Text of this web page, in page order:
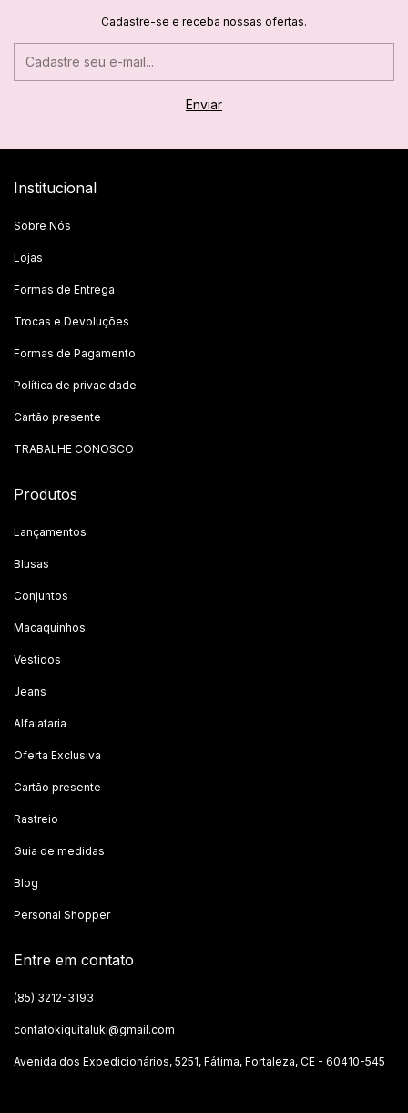
Cadastre-se e receba nossas ofertas.
Institucional
Sobre Nós
Lojas
Formas de Entrega
Trocas e Devoluções
Formas de Pagamento
Política de privacidade
Cartão presente
TRABALHE CONOSCO
Produtos
Lançamentos
Blusas
Conjuntos
Macaquinhos
Vestidos
Jeans
Alfaiataria
Oferta Exclusiva
Cartão presente
Rastreio
Guia de medidas
Blog
Personal Shopper
Entre em contato
(85) 3212-3193
contatokiquitaluki@gmail.com
Avenida dos Expedicionários, 5251, Fátima, Fortaleza, CE - 60410-545